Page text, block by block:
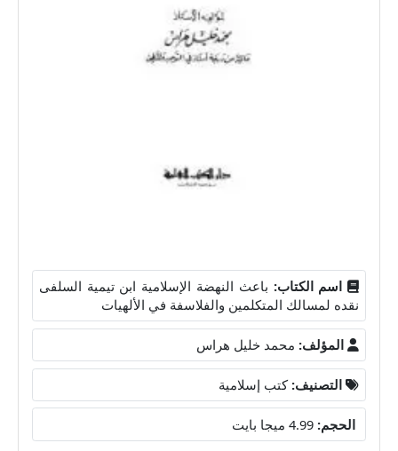
اسم الكتاب: باعث النهضة الإسلامية ابن تيمية السلفى
نقده لمسالك المتكلمين والفلاسفة في الألهيات
المؤلف: محمد خليل هراس
التصنيف: كتب إسلامية
الحجم: